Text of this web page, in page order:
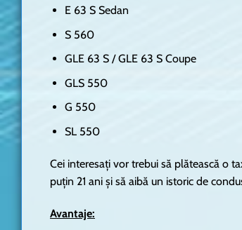
E 63 S Sedan
S 560
GLE 63 S / GLE 63 S Coupe
GLS 550
G 550
SL 550
Cei interesați vor trebui să plătească o
puțin 21 ani și să aibă un istoric de
Avantaje: